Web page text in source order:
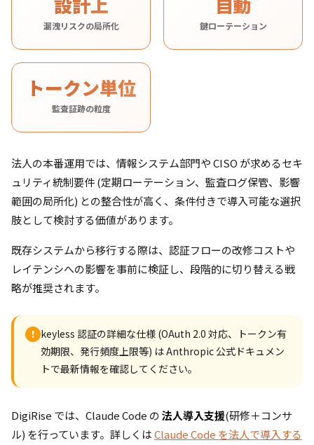
漏洩リスクの局所化 鍵ローテーション
トークン単位
監査証跡の粒度
法人の本番運用では、情報システム部門や CISO が求めるセキ
ュリティ統制要件 (定期ローテーション、監査ログ保管、影響
範囲の局所化) との整合性が高く、条件付きで導入可能な選択
肢として検討する価値があります。
既存システムから移行する際は、認証フローの改修コストや
レイテンシへの影響を事前に検証し、段階的に切り替える戦
略が推奨されます。
! keyless 認証の詳細な仕様 (OAuth 2.0 対応、トークン有
効期限、発行頻度上限等) は Anthropic 公式ドキュメン
トで最新情報を確認してください。
DigiRise では、Claude Code の法人導入支援(研修＋コンサ
ル) を行っています。詳しくはClaude Code を法人で導入する